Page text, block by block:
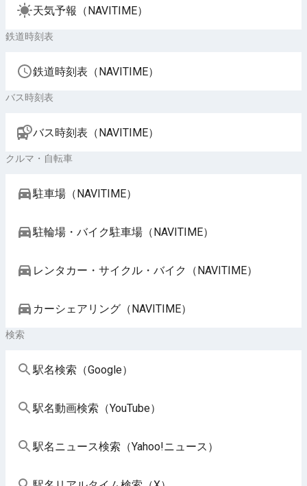
天気予報（NAVITIME）
鉄道時刻表
鉄道時刻表（NAVITIME）
バス時刻表
バス時刻表（NAVITIME）
クルマ・自転車
駐車場（NAVITIME）
駐輪場・バイク駐車場（NAVITIME）
レンタカー・サイクル・バイク（NAVITIME）
カーシェアリング（NAVITIME）
検索
駅名検索（Google）
駅名動画検索（YouTube）
駅名ニュース検索（Yahoo!ニュース）